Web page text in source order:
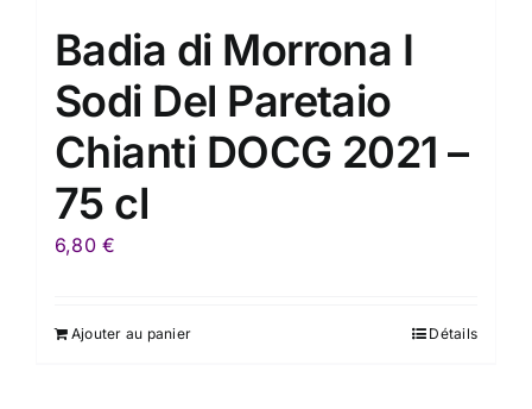
Badia di Morrona I
Sodi Del Paretaio
Chianti DOCG 2021 –
75 cl
6,80€
Ajouter au panier Détails